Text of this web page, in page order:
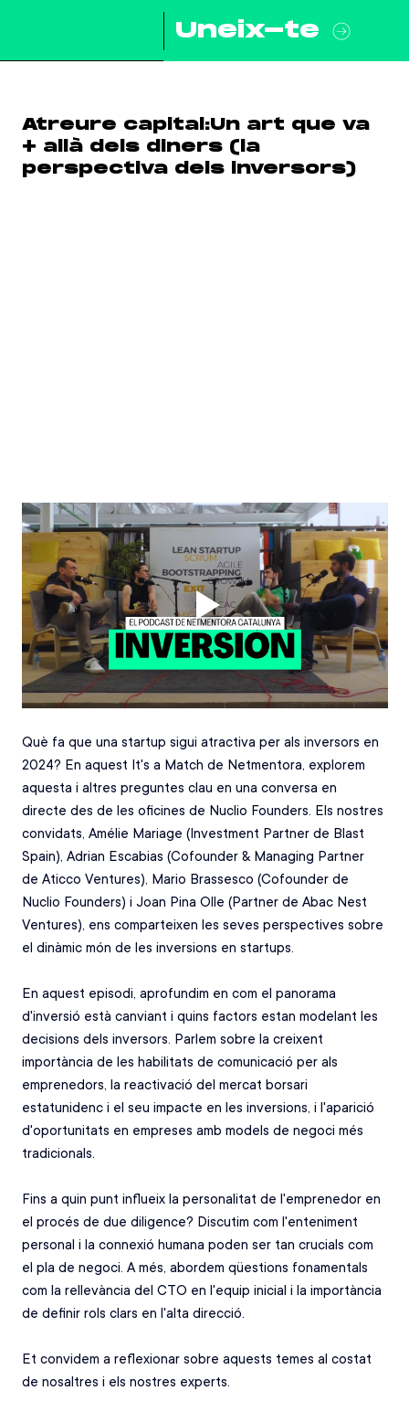
Uneix-te
Atreure capital:Un art que va
+ allà dels diners (la
perspectiva dels inversors)
Què fa que una startup sigui atractiva per als inversors en
2024? En aquest It's a Match de Netmentora, explorem
aquesta i altres preguntes clau en una conversa en
directe des de les oficines de Nuclio Founders. Els nostres
convidats, Amélie Mariage (Investment Partner de Blast
Spain), Adrian Escabias (Cofounder & Managing Partner
de Aticco Ventures), Mario Brassesco (Cofounder de
Nuclio Founders) i Joan Pina Olle (Partner de Abac Nest
Ventures), ens comparteixen les seves perspectives sobre
el dinàmic món de les inversions en startups.
En aquest episodi, aprofundim en com el panorama
d'inversió està canviant i quins factors estan modelant les
decisions dels inversors. Parlem sobre la creixent
importància de les habilitats de comunicació per als
emprenedors, la reactivació del mercat borsari
estatunidenc i el seu impacte en les inversions, i l'aparició
d'oportunitats en empreses amb models de negoci més
tradicionals.
Fins a quin punt influeix la personalitat de l'emprenedor en
el procés de due diligence? Discutim com l'enteniment
personal i la connexió humana poden ser tan crucials com
el pla de negoci. A més, abordem qüestions fonamentals
com la rellevància del CTO en l'equip inicial i la importància
de definir rols clars en l'alta direcció.
Et convidem a reflexionar sobre aquests temes al costat
de nosaltres i els nostres experts.